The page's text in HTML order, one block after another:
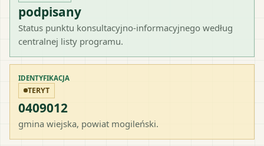
podpisany
Status punktu konsultacyjno-informacyjnego według
centralnej listy programu.
IDENTYFIKACJA
TERYT
0409012
gmina wiejska, powiat mogileński.